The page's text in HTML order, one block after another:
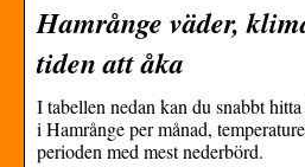
Hamrånge väder,
tiden att åka
I tabellen nedan kan du snabbt
i Hamrånge per månad,
perioden med mest nederbörd.